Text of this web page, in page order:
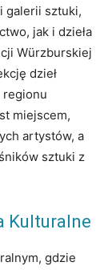
galerii sztuki,
jak i dzieła
Würzburskiej
dzieł
miejscem,
artystów, a
sztuki z
Kulturalne
gdzie